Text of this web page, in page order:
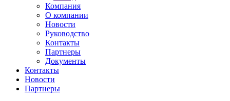
Компания
О компании
Новости
Руководство
Контакты
Партнеры
Документы
Контакты
Новости
Партнеры